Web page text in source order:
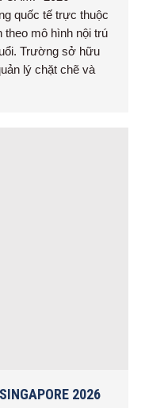
quốc tế trực thuộc
theo mô hình nội trú
Trường sở hữu
lý chặt chẽ và
2026